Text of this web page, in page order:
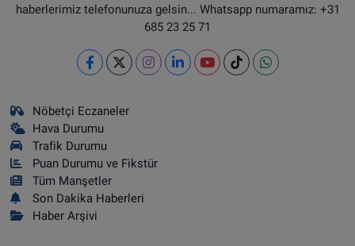
haberlerimiz telefonunuza gelsin... Whatsapp numaramız: +31
685 23 25 71
Nöbetçi Eczaneler
Hava Durumu
Trafik Durumu
Puan Durumu ve Fikstür
Tüm Manşetler
Son Dakika Haberleri
Haber Arşivi